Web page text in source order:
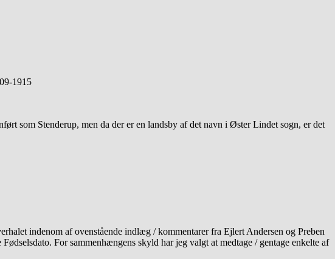
1915
som Stenderup, men da der er en landsby af det navn i Øster Lindet sogn, er det
indenom af ovenstående indlæg / kommentarer fra Ejlert Andersen og Preben
For sammenhængens skyld har jeg valgt at medtage / gentage enkelte af